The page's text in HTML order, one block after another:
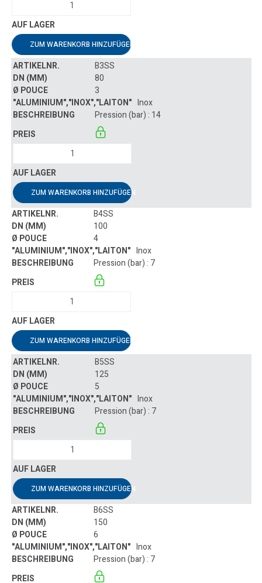
ZUM WARENKORB HINZUFÜGEN
B3SS
80
3
Inox
Pression (bar) : 14
ZUM WARENKORB HINZUFÜGEN
B4SS
100
4
Inox
Pression (bar) : 7
ZUM WARENKORB HINZUFÜGEN
B5SS
125
5
Inox
Pression (bar) : 7
ZUM WARENKORB HINZUFÜGEN
B6SS
150
6
Inox
Pression (bar) : 7